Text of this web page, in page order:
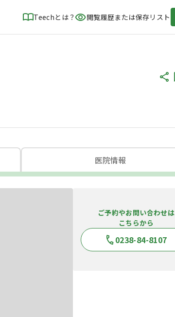
Teechとは？ 閲覧履歴または保存リスト
医院情報
ご予約やお問い合わせは
こちらから
0238-84-8107